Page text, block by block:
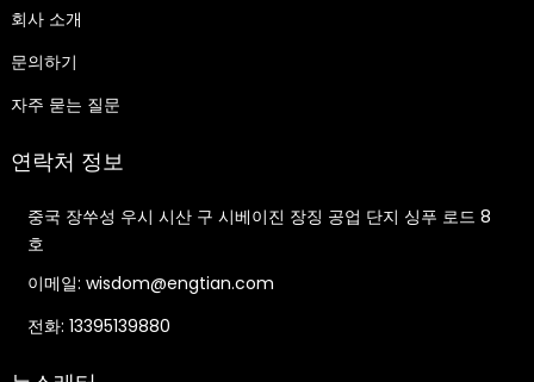
회사 소개
문의하기
자주 묻는 질문
연락처 정보
중국 장쑤성 우시 시산 구 시베이진 장징 공업 단지 싱푸 로드 8
호
이메일: wisdom@engtian.com
전화: 13395139880